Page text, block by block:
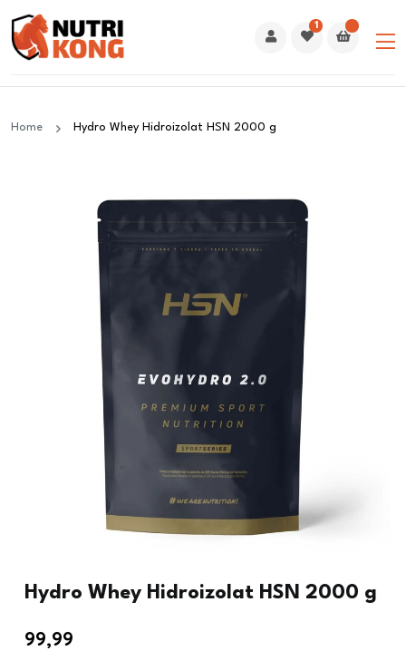
1
Home Hydro Whey Hidroizolat HSN 2000 g
Hydro Whey Hidroizolat HSN 2000 g
99,99